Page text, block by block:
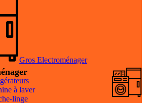
Gros Electroménager
à laver
linge